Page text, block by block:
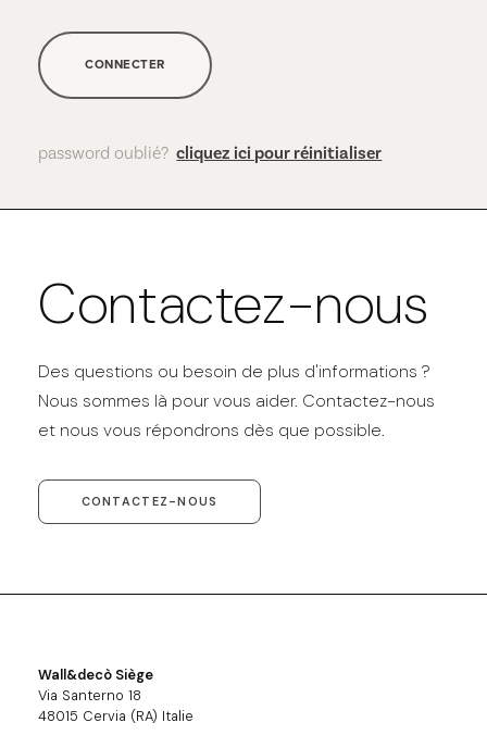
CONNECTER
password oublié? cliquez ici pour réinitialiser
Contactez-nous
Des questions ou besoin de plus d'informations ?
Nous sommes là pour vous aider. Contactez-nous
et nous vous répondrons dès que possible.
CONTACTEZ-NOUS
Wall&decò Siège
Via Santerno 18
48015 Cervia (RA) Italie